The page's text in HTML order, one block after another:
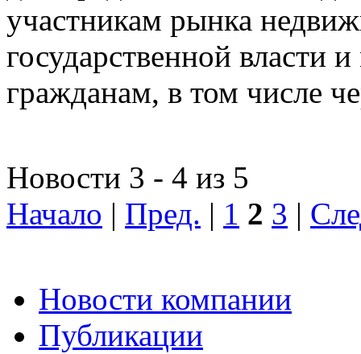
участникам рынка
государственной власти
гражданам, в том числе
Новости 3 - 4 из 5
Начало | Пред. | 1 2 3 |
Новости компании
Публикации